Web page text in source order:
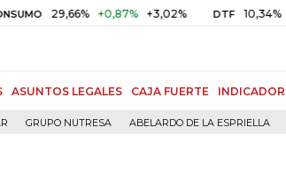
29,66% +0,87% +3,02% DTF 10,34% +0,10%
ASUNTOS LEGALES CAJA FUERTE
GRUPO NUTRESA ABELARDO DE LA ESPRIELLA